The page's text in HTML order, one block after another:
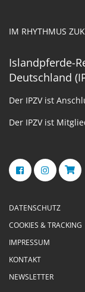
IM RHYTHMUS
Islandpferde-
Deutschland
Der IPZV ist
Der IPZV ist
DATENSCHUTZ
COOKIES & TRACKING
IMPRESSUM
KONTAKT
NEWSLETTER